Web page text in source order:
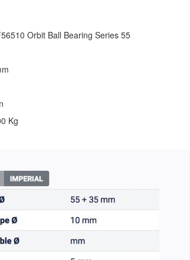
Orbit Ball Bearing Series 55
Kg